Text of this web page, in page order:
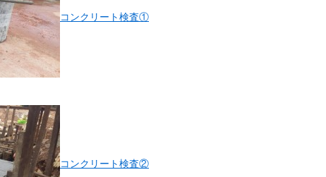
コンクリート検査①
コンクリート検査②